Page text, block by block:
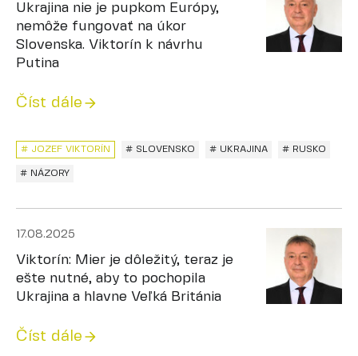
Ukrajina nie je pupkom Európy,
nemôže fungovať na úkor
Slovenska. Viktorín k návrhu
Putina
Číst dále
# SLOVENSKO # UKRAJINA # RUSKO
# NÁZORY
# JOZEF VIKTORÍN
17.08.2025
Viktorín: Mier je dôležitý, teraz je
ešte nutné, aby to pochopila
Ukrajina a hlavne Veľká Británia
Číst dále